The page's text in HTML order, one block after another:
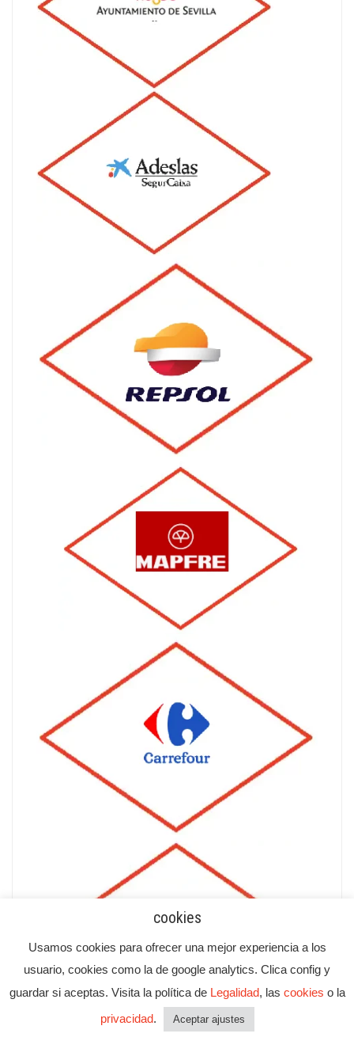
cookies
Usamos cookies para ofrecer una mejor experiencia a los
usuario, cookies como la de google analytics. Clica config y
guardar si aceptas. Visita la política de Legalidad, las cookies o la
privacidad. Aceptar ajustes